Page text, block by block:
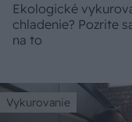
Ekologické
chladenie? Pozrite
na to
Vykurovanie